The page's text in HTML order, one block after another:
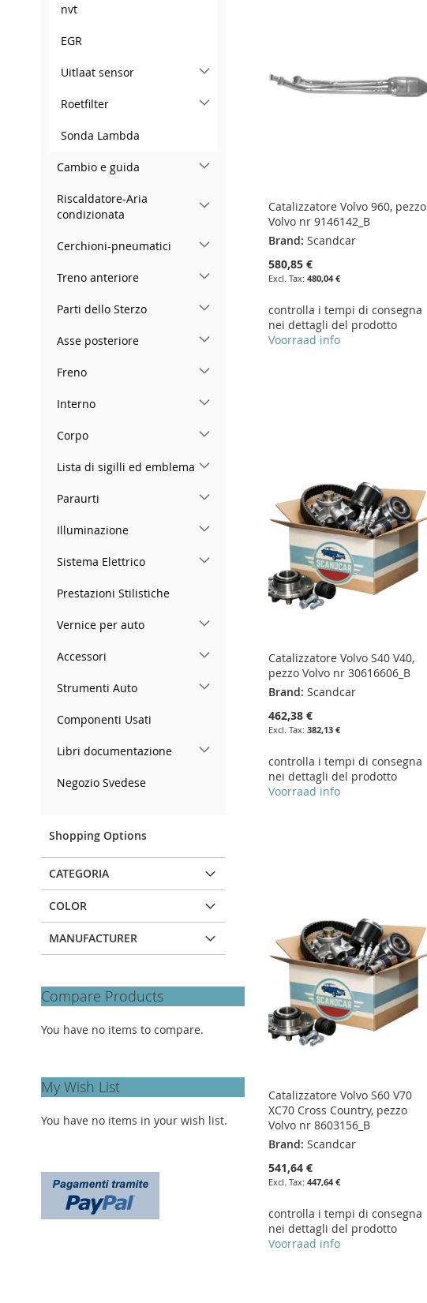
TO
WISH
LIST
ADD
TO
COMPARE
TO
WISH
LIST
ADD
TO
COMPARE
TO
WISH
LIST
ADD
TO
COMPARE
Catalizzatore Volvo 960, pezzo
Volvo nr 9146142_B
Brand: Scandcar
580,85 €
480,04 €
controlla i tempi di consegna
nei dettagli del prodotto
Voorraad info
Add to Cart
COMPARE
ADD
TO
WISH
LIST
ADD
TO
COMPARE
Add to Cart
ADD
TO
WISH
LIST
ADD
TO
COMPARE
Add to Cart
LIST
COMPARE
Catalizzatore Volvo S40 V40,
pezzo Volvo nr 30616606_B
Brand: Scandcar
462,38 €
382,13 €
controlla i tempi di consegna
nei dettagli del prodotto
Voorraad info
ADD
TO
WISH
ADD
TO
ADD
TO
WISH
LIST
ADD
TO
COMPARE
ADD
TO
WISH
ADD
TO
Add to Cart
ADD
TO
LIST
ADD
COMPARE
Catalizzatore Volvo S60 V70
XC70 Cross Country, pezzo
Volvo nr 8603156_B
Brand: Scandcar
541,64 €
447,64 €
controlla i tempi di consegna
nei dettagli del prodotto
Voorraad info
nvt
EGR
Uitlaat sensor
Roetfilter
Sonda Lambda
Cambio e guida
Riscaldatore-Aria
condizionata
Cerchioni-pneumatici
Treno anteriore
Parti dello Sterzo
Asse posteriore
Freno
Interno
Corpo
Lista di sigilli ed emblema
Paraurti
Illuminazione
Sistema Elettrico
Prestazioni Stilistiche
Vernice per auto
Accessori
Strumenti Auto
Componenti Usati
Libri documentazione
Negozio Svedese
Shopping Options
CATEGORIA
COLOR
MANUFACTURER
Compare Products
You have no items to compare.
My Wish List
You have no items in your wish list.